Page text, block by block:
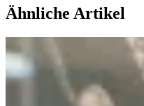
Ähnliche Artikel